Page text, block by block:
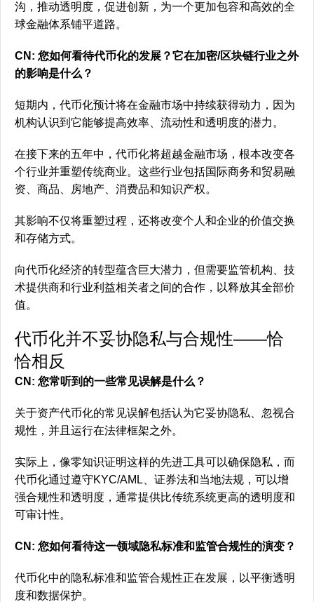
沟，推动透明度，促进创新，为一个更加包容和高效的全
球金融体系铺平道路。
CN: 您如何看待代币化的发展？它在加密/区块链行业之外
的影响是什么？
短期内，代币化预计将在金融市场中持续获得动力，因为
机构认识到它能够提高效率、流动性和透明度的潜力。
在接下来的五年中，代币化将超越金融市场，根本改变各
个行业并重塑传统商业。这些行业包括国际商务和贸易融
资、商品、房地产、消费品和知识产权。
其影响不仅将重塑过程，还将改变个人和企业的价值交换
和存储方式。
向代币化经济的转型蕴含巨大潜力，但需要监管机构、技
术提供商和行业利益相关者之间的合作，以释放其全部价
值。
代币化并不妥协隐私与合规性——恰
恰相反
CN: 您常听到的一些常见误解是什么？
关于资产代币化的常见误解包括认为它妥协隐私、忽视合
规性，并且运行在法律框架之外。
实际上，像零知识证明这样的先进工具可以确保隐私，而
代币化通过遵守KYC/AML、证券法和当地法规，可以增
强合规性和透明度，通常提供比传统系统更高的透明度和
可审计性。
CN: 您如何看待这一领域隐私标准和监管合规性的演变？
代币化中的隐私标准和监管合规性正在发展，以平衡透明
度和数据保护。